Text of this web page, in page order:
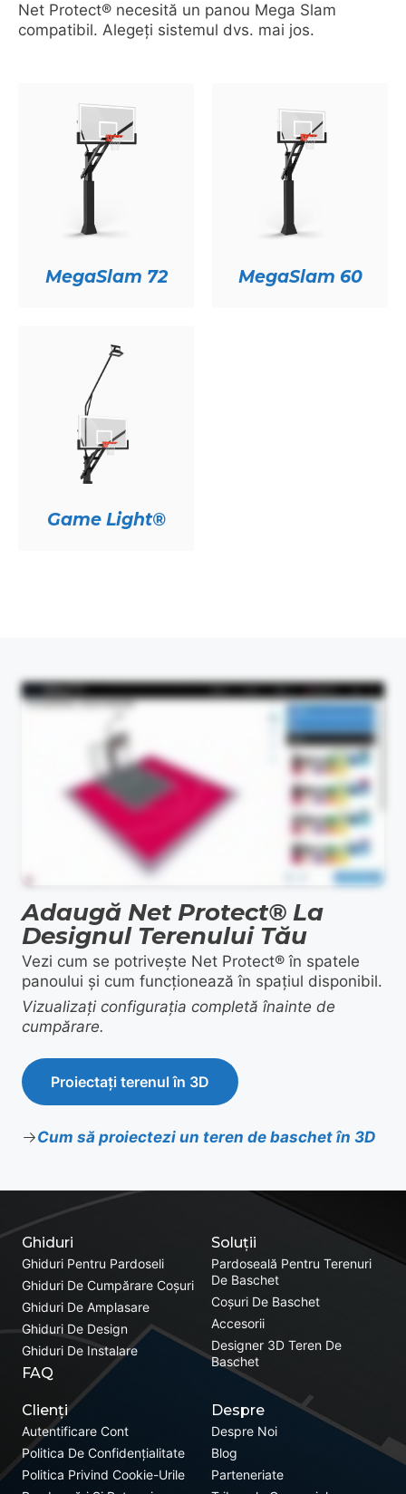
Net Protect® necesită un panou Mega Slam
compatibil. Alegeți sistemul dvs. mai jos.
MegaSlam 72 MegaSlam 60
Game Light®
This video demonstrates the design process visually and does not contain spoken audio.
Adaugă Net Protect® La
Designul Terenului Tău
Vezi cum se potrivește Net Protect® în spatele
panoului și cum funcționează în spațiul disponibil.
Vizualizați configurația completă înainte de
cumpărare.
Proiectați terenul în 3D
Cum să proiectezi un teren de baschet în 3D
Soluții
Pardoseală Pentru Terenuri
De Baschet
Coșuri De Baschet
Accesorii
Designer 3D Teren De
Baschet
Ghiduri
Ghiduri Pentru Pardoseli
Ghiduri De Cumpărare Coșuri
Ghiduri De Amplasare
Ghiduri De Design
Ghiduri De Instalare
FAQ
Clienți
Autentificare Cont
Politica De Confidențialitate
Politica Privind Cookie-Urile
Despre
Despre Noi
Blog
Parteneriate